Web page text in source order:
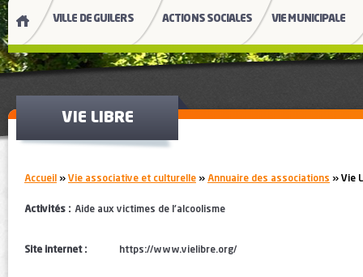
VILLE DE GUILERS ACTIONS SOCIALES VIE MUNICIPALE
VIE LIBRE
You are here:
Accueil » Vie associative et culturelle » Annuaire des associations » Vie
Activités : Aide aux victimes de l'alcoolisme
Site internet : https://www.vielibre.org/